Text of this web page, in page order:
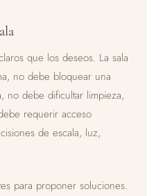
que los deseos. La sala
no debe bloquear una
no debe dificultar limpieza,
requerir acceso
de escala, luz,
para proponer soluciones.